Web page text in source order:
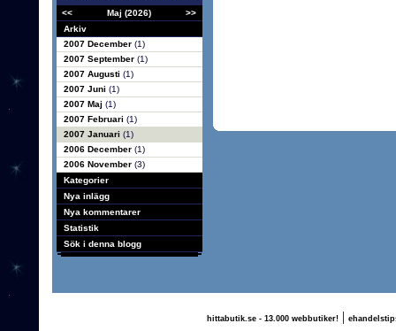
<< Maj (2026)
>>
Arkiv
2007 December (1)
2007 September (1)
2007 Augusti (1)
2007 Juni (1)
2007 Maj (1)
2007 Februari (1)
2007 Januari (1)
2006 December (1)
2006 November (3)
Kategorier
Nya inlägg
Nya kommentarer
Statistik
Sök i denna blogg
hittabutik.se - 13.000 webbutiker!|